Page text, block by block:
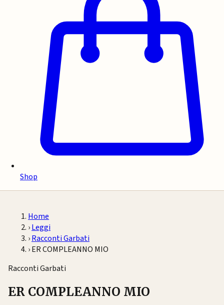
Shop
Home
›Leggi
›Racconti Garbati
›ER COMPLEANNO MIO
Racconti Garbati
ER COMPLEANNO MIO